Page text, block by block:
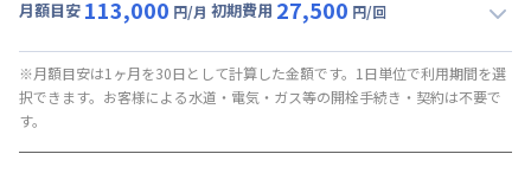
月額目安 113,000 円/月 初期費用 27,500 円/回
月額賃料目安(30日利用)
賃料 : 80,000円/月
光熱費他 :
※月額目安は1ヶ月を30日として計算した金額です。1日単位で利用期間を選
択できます。お客様による水道・電気・ガス等の開栓手続き・契約は不要で
す。